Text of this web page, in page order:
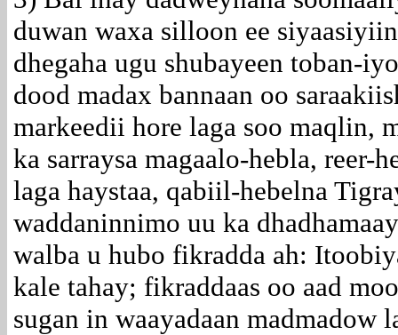
duwan waxa silloon ee
dhegaha ugu shubayeen toban-
dood madax bannaan oo
markeedii hore laga soo maqlin,
ka sarraysa magaalo-hebla, reer-
laga haystaa, qabiil-hebelna
waddaninnimo uu ka
walba u hubo fikradda ah:
kale tahay; fikraddaas oo aad
sugan in waayadaan madmadow